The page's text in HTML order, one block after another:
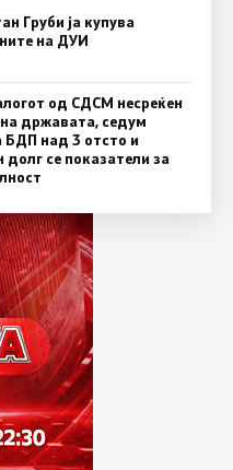
Груби ја купува
на ДУИ
од СДСМ несреќен
државата, седум
БДП над 3 отсто и
се показатели за